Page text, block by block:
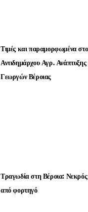
Τιμές και παραμορφωμένα
Αντιδημάρχου Αγρ.
Γεωργών Βέροιας
Τραγωδία στη Βέροια:
από φορτηγό